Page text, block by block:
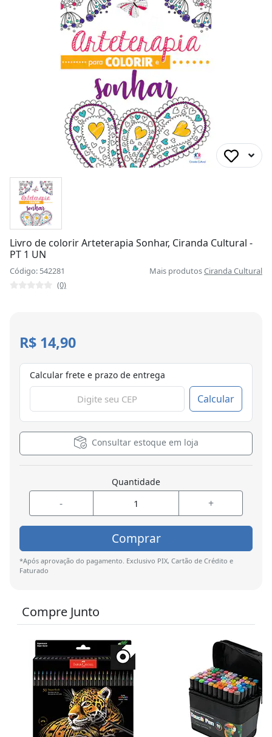
Livro de colorir Arteterapia Sonhar, Ciranda Cultural -
PT 1 UN
Código: 542281 Mais produtosCiranda Cultural
(0)
R$ 14,90
Calcular frete e prazo de entrega
Calcular
Consultar estoque em loja
Quantidade
- +
Comprar
*Após aprovação do pagamento. Exclusivo PIX, Cartão de Crédito e
Faturado
Compre Junto